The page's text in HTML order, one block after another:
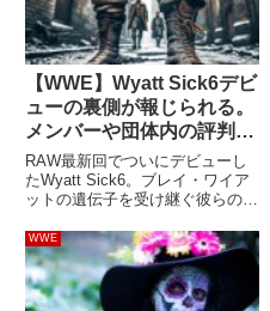
【WWE】Wyatt Sick6デビ
ューの裏側が報じられる。
メンバーや団体内の評判、
怪奇派ならではの難しさと
は？
RAW最新回でついにデビューし
たWyatt Sick6。ブレイ・ワイア
ットの遺伝子を受け継ぐ彼らのデ
止められており、会場のファンも
大興奮でした。彼らの動向には大
きな注目が集まるでしょう。
Fightfulによれば...
WWE